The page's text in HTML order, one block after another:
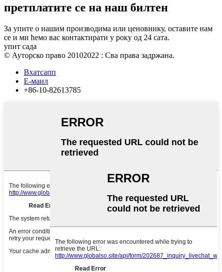
претплатите се на наш билтен
За упите о нашим производима или ценовнику, оставите нам
се и ми ћемо вас контактирати у року од 24 сата.
упит сада
© Ауторско право 20102022 : Сва права задржана.
Вхатсапп
Е-маил
+86-10-82613785